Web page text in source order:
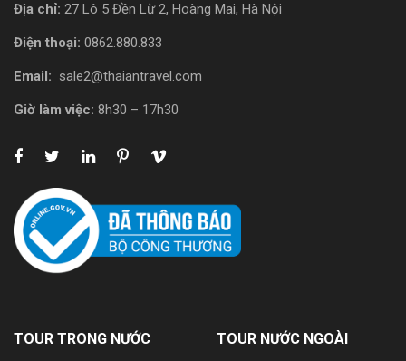
Địa chỉ: 27 Lô 5 Đền Lừ 2, Hoàng Mai, Hà Nội
Điện thoại: 0862.880.833
Email: sale2@thaiantravel.com
Giờ làm việc: 8h30 – 17h30
TOUR TRONG NƯỚC TOUR NƯỚC NGOÀI